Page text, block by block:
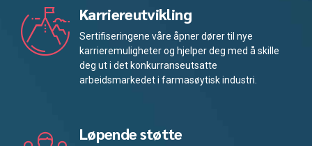
Karriereutvikling
Sertifiseringene våre åpner dører til nye
karrieremuligheter og hjelper deg med å skille
deg ut i det konkurranseutsatte
arbeidsmarkedet i farmasøytisk industri.
Løpende støtte